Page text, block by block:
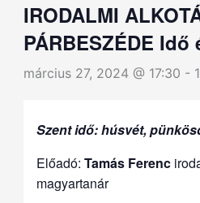
IRODALMI
PÁRBESZÉDE
március 27, 2024 @ 17:30 -
Szent idő: húsvét,
Előadó: Tamás Ferenc
magyartanár